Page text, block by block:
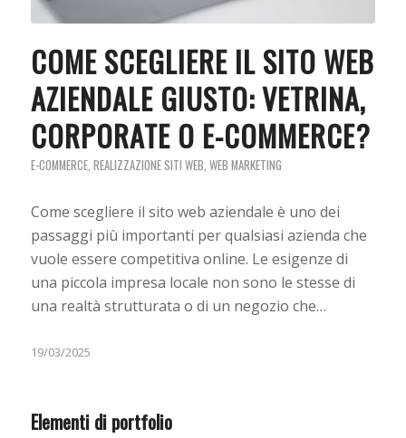
COME SCEGLIERE IL SITO WEB
AZIENDALE GIUSTO: VETRINA,
CORPORATE O E-COMMERCE?
E-COMMERCE, REALIZZAZIONE SITI WEB, WEB MARKETING
Come scegliere il sito web aziendale è uno dei
passaggi più importanti per qualsiasi azienda che
vuole essere competitiva online. Le esigenze di
una piccola impresa locale non sono le stesse di
una realtà strutturata o di un negozio che…
19/03/2025
Elementi di portfolio